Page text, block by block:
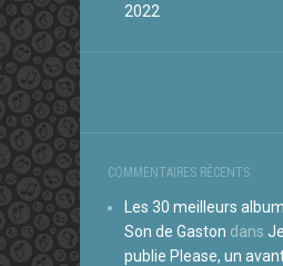
2022
COMMENTAIRES RÉCENTS
Les 30 meilleurs
Son de Gaston dans
publie Please, un